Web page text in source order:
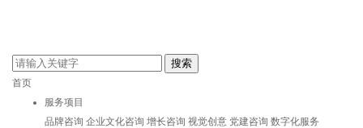
首页
服务项目
品牌咨询 企业文化咨询 增长咨询 视觉创意 党建咨询 数字化服务